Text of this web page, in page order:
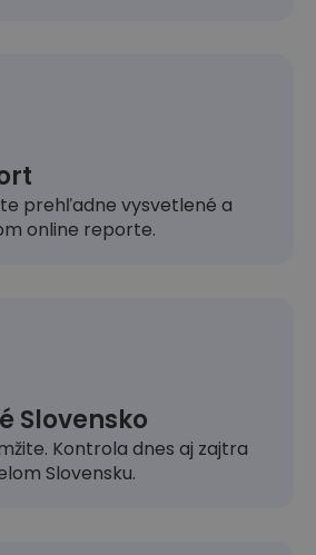
prehľadne vysvetlené a
online reporte.
Slovensko
Kontrola dnes aj zajtra
Slovensku.